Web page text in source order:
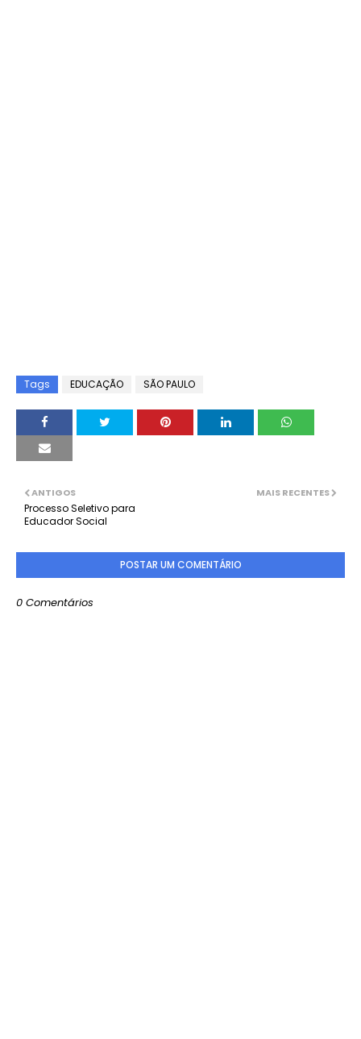
Tags EDUCAÇÃO SÃO PAULO
MAIS RECENTES
ANTIGOS
Processo Seletivo para
Educador Social
POSTAR UM COMENTÁRIO
0 Comentários